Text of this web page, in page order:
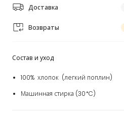
Доставка
Возвраты
Состав и уход
100% хлопок (легкий поплин)
Машинная стирка (30*C)